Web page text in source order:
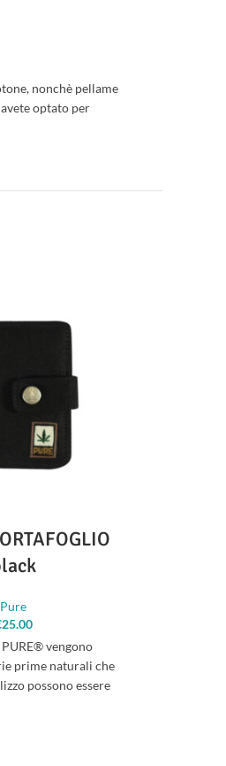
nonchè pellame
optato per
Pure
25.00
vengono
prime naturali che
possono essere